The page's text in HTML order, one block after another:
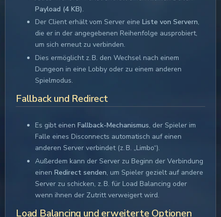
Payload (4 KB).
Der Client erhält vom Server eine Liste von Servern,
die er in der angegebenen Reihenfolge ausprobiert,
um sich erneut zu verbinden.
Dies ermöglicht z. B. den Wechsel nach einem
Dungeon in eine Lobby oder zu einem anderen
Spielmodus.
Fallback und Redirect
Es gibt einen Fallback-Mechanismus, der Spieler im
Falle eines Disconnects automatisch auf einen
anderen Server verbindet (z. B. „Limbo“).
Außerdem kann der Server zu Beginn der Verbindung
einen Redirect senden, um Spieler gezielt auf andere
Server zu schicken, z. B. für Load Balancing oder
wenn ihnen der Zutritt verweigert wird.
Load Balancing und erweiterte Optionen